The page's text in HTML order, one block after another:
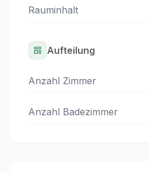
Rauminhalt
Aufteilung
Anzahl Zimmer
Anzahl Badezimmer